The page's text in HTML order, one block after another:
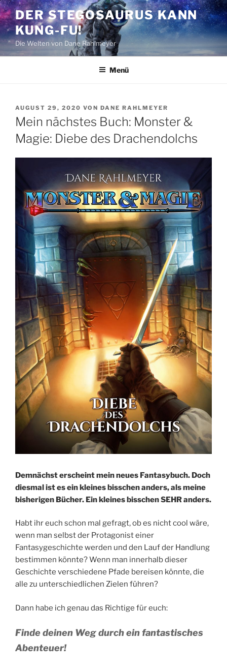
Zum
Inhalt
springen
DER STEGOSAURUS KANN
KUNG-FU!
Die Welten von Dane Rahlmeyer
Menü
VERÖFFENTLICHT
AM
AUGUST 29, 2020 VON DANE RAHLMEYER
Mein nächstes Buch: Monster &
Magie: Diebe des Drachendolchs
Demnächst erscheint mein neues Fantasybuch. Doch
diesmal ist es ein kleines bisschen anders, als meine
bisherigen Bücher. Ein kleines bisschen SEHR anders.
Habt ihr euch schon mal gefragt, ob es nicht cool wäre,
wenn man selbst der Protagonist einer
Fantasygeschichte werden und den Lauf der Handlung
bestimmen könnte? Wenn man innerhalb dieser
Geschichte verschiedene Pfade bereisen könnte, die
alle zu unterschiedlichen Zielen führen?
Dann habe ich genau das Richtige für euch:
Finde deinen Weg durch ein fantastisches
Abenteuer!